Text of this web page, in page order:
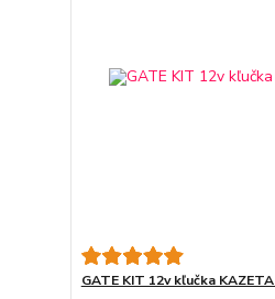
GATE KIT 12v kľučka